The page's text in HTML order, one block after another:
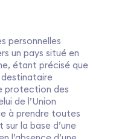
personnelles
un pays situé en
étant précisé que
destinataire
protection des
de l’Union
à prendre toutes
sur la base d’une